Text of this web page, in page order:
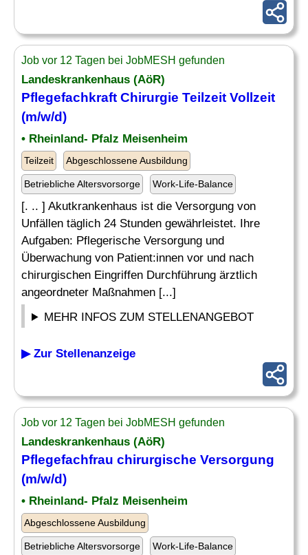
Job vor 12 Tagen bei JobMESH gefunden
Landeskrankenhaus (AöR)
Pflegefachkraft Chirurgie Teilzeit Vollzeit
(m/w/d)
• Rheinland- Pfalz Meisenheim
Teilzeit Abgeschlossene Ausbildung
Betriebliche Altersvorsorge Work-Life-Balance
[. .. ] Akutkrankenhaus ist die Versorgung von
Unfällen täglich 24 Stunden gewährleistet. Ihre
Aufgaben: Pflegerische Versorgung und
Überwachung von Patient:innen vor und nach
chirurgischen Eingriffen Durchführung ärztlich
angeordneter Maßnahmen [...]
MEHR INFOS ZUM STELLENANGEBOT
▶ Zur Stellenanzeige
Job vor 12 Tagen bei JobMESH gefunden
Landeskrankenhaus (AöR)
Pflegefachfrau chirurgische Versorgung
(m/w/d)
• Rheinland- Pfalz Meisenheim
Abgeschlossene Ausbildung
Betriebliche Altersvorsorge Work-Life-Balance